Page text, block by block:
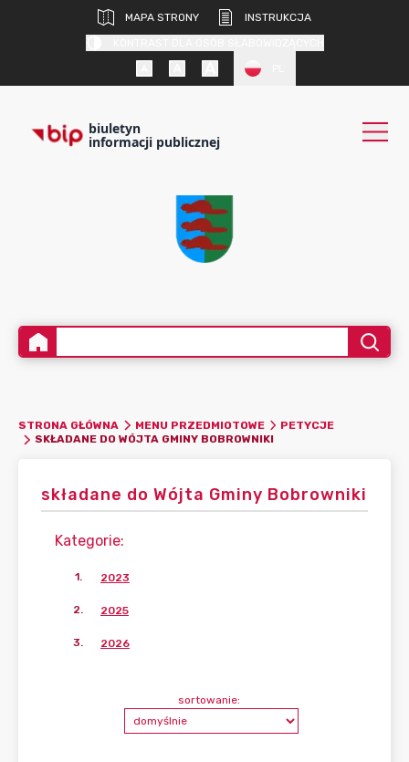
MAPA STRONY
INSTRUKCJA
biuletyn
informacji publicznej
STRONA GŁÓWNA MENU PRZEDMIOTOWE
PETYCJE
SKŁADANE DO WÓJTA GMINY BOBROWNIKI
składane do Wójta Gminy Bobrowniki
Kategorie:
1. 2023
2. 2025
3. 2026
sortowanie: